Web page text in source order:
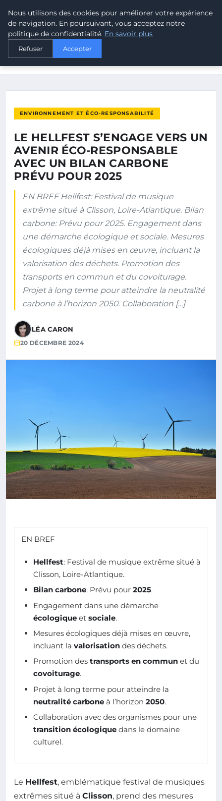
MALTA CLIMATE
ACCUEIL
LE HELLFEST S’ENGAGE VERS UN AVENIR ÉCO-RESPONSABLE
ENVIRONNEMENT ET ÉCO-RESPONSABILITÉ
LE HELLFEST S’ENGAGE VERS UN
AVENIR ÉCO-RESPONSABLE
AVEC UN BILAN CARBONE
PRÉVU POUR 2025
EN BREF Hellfest: Festival de musique
extrême situé à Clisson, Loire-Atlantique. Bilan
carbone: Prévu pour 2025. Engagement dans
une démarche écologique et sociale. Mesures
écologiques déjà mises en œuvre, incluant la
valorisation des déchets. Promotion des
transports en commun et du covoiturage.
Projet à long terme pour atteindre la neutralité
carbone à l’horizon 2050. Collaboration […]
LÉA CARON
20 DÉCEMBRE 2024
EN BREF
Hellfest: Festival de musique extrême situé à
Clisson, Loire-Atlantique.
Bilan carbone: Prévu pour 2025.
Engagement dans une démarche
écologique et sociale.
Mesures écologiques déjà mises en œuvre,
incluant la valorisation des déchets.
Promotion des transports en commun et du
covoiturage.
Projet à long terme pour atteindre la
neutralité carbone à l’horizon 2050.
Collaboration avec des organismes pour une
transition écologique dans le domaine
culturel.
Le Hellfest, emblématique festival de musiques
extrêmes situé à Clisson, prend des mesures
Nous utilisons des cookies pour améliorer votre expérience
de navigation. En poursuivant, vous acceptez notre
politique de confidentialité. En savoir plus
Refuser Accepter